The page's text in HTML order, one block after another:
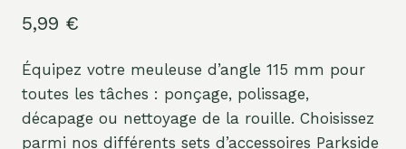
5,99 €
Équipez votre meuleuse d’angle 115 mm pour
toutes les tâches : ponçage, polissage,
décapage ou nettoyage de la rouille. Choisissez
parmi nos différents sets d’accessoires Parkside